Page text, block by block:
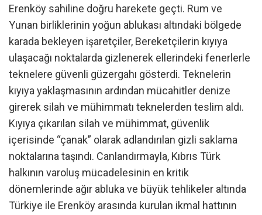
Erenköy sahiline doğru harekete geçti. Rum ve
Yunan birliklerinin yoğun ablukası altındaki bölgede
karada bekleyen işaretçiler, Bereketçilerin kıyıya
ulaşacağı noktalarda gizlenerek ellerindeki fenerlerle
teknelere güvenli güzergahı gösterdi. Teknelerin
kıyıya yaklaşmasının ardından mücahitler denize
girerek silah ve mühimmatı teknelerden teslim aldı.
Kıyıya çıkarılan silah ve mühimmat, güvenlik
içerisinde “çanak” olarak adlandırılan gizli saklama
noktalarına taşındı. Canlandırmayla, Kıbrıs Türk
halkının varoluş mücadelesinin en kritik
dönemlerinde ağır abluka ve büyük tehlikeler altında
Türkiye ile Erenköy arasında kurulan ikmal hattının